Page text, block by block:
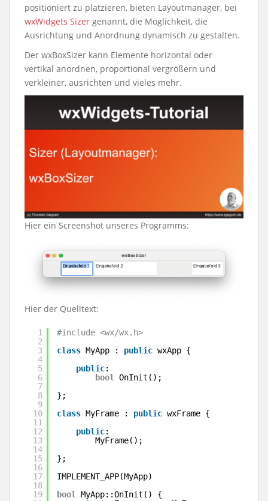
positioniert zu platzieren, bieten Layoutmanager, bei
wxWidgets Sizer genannt, die Möglichkeit, die
Ausrichtung und Anordnung dynamisch zu gestalten.
Der wxBoxSizer kann Elemente horizontal oder
vertikal anordnen, proportional vergrößern und
verkleiner, ausrichten und vieles mehr.
Hier ein Screenshot unseres Programms:
Hier der Quelltext:
1
2
3
4
5
6
7
8
9
10
11
12
13
14
15
16
17
18
19
#include <wx/wx.h>
class MyApp : public wxApp {
public:
bool
OnInit();
};
class MyFrame : public wxFrame {
public:
MyFrame();
};
IMPLEMENT_APP(MyApp)
bool
MyApp::OnInit() {